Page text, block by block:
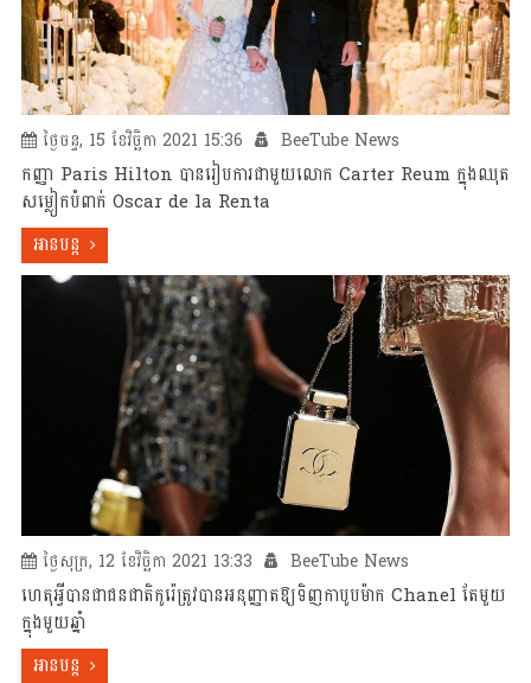
ថ្ងៃចន្ទ, 15 ខែវិច្ឆិកា 2021 15:36 BeeTube News
កញ្ញា Paris Hilton បានរៀបការជាមួយលោក Carter Reum ក្នុងឈុត
សម្លៀកបំពាក់ Oscar de la Renta
អានបន្ត
ថ្ងៃសុក្រ, 12 ខែវិច្ឆិកា 2021 13:33 BeeTube News
ហេតុអ្វីបានជាជនជាតិកូរ៉េត្រូវបានអនុញ្ញាតឱ្យទិញកាបូបម៉ាក Chanel តែមួយ
ក្នុងមួយឆ្នាំ
អានបន្ត